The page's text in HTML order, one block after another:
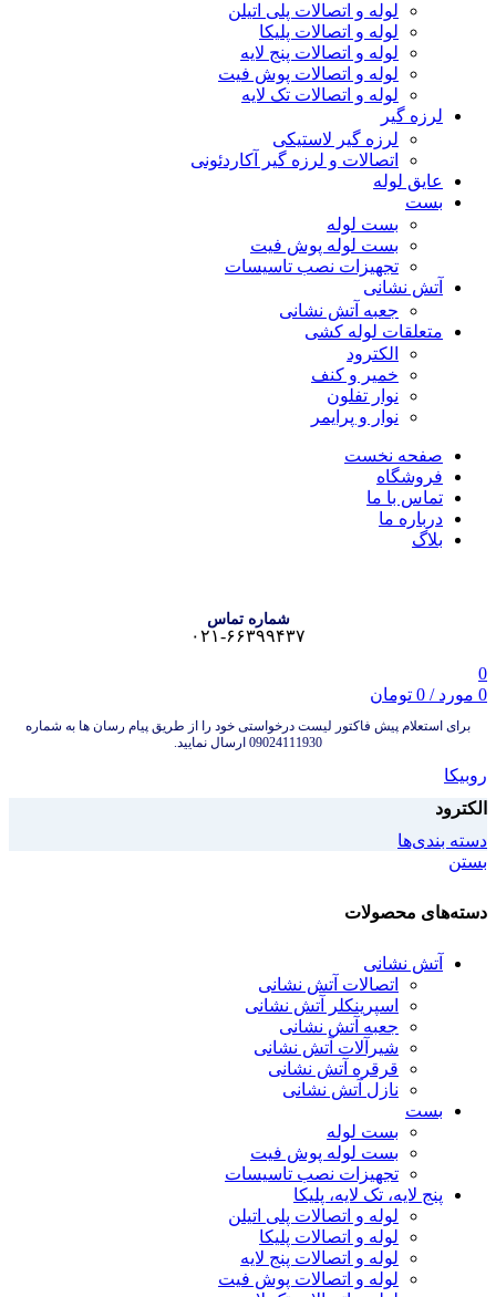
لوله و اتصالات پلی اتیلن
لوله و اتصالات پلیکا
لوله و اتصالات پنج لایه
لوله و اتصالات پوش فیت
لوله و اتصالات تک لایه
لرزه گیر
لرزه گیر لاستیکی
اتصالات و لرزه گیر آکاردئونی
عایق لوله
بست
بست لوله
بست لوله پوش فیت
تجهیزات نصب تاسیسات
آتش نشانی
جعبه آتش نشانی
متعلقات لوله کشی
الکترود
خمیر و کنف
نوار تفلون
نوار و پرایمر
صفحه نخست
فروشگاه
تماس با ما
درباره ما
بلاگ
شماره تماس
۰۲۱-۶۶۳۹۹۴۳۷
0
0 مورد /
0 تومان
برای استعلام پیش فاکتور لیست درخواستی خود را از طریق پیام رسان ها به شماره
09024111930 ارسال نمایید.
روبیکا
الکترود
دسته بندی‌ها
بستن
دسته‌های محصولات
آتش نشانی
اتصالات آتش نشانی
اسپرینکلر آتش نشانی
جعبه آتش نشانی
شیرآلات آتش نشانی
قرقره آتش نشانی
نازل آتش نشانی
بست
بست لوله
بست لوله پوش فیت
تجهیزات نصب تاسیسات
پنج لایه، تک لایه، پلیکا
لوله و اتصالات پلی اتیلن
لوله و اتصالات پلیکا
لوله و اتصالات پنج لایه
لوله و اتصالات پوش فیت